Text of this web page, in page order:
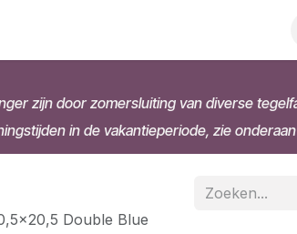
zijn door zomersluiting van diverse
in de vakantieperiode, zie
Double Blue